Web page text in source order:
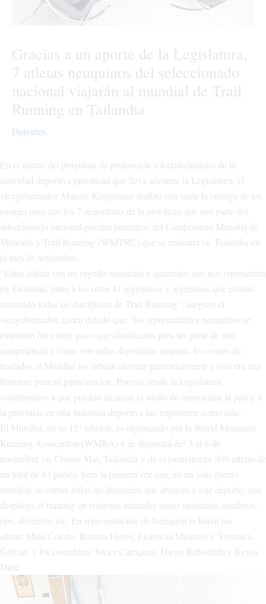
Gracias a un aporte de la Legislatura,
7 atletas neuquinos del seleccionado
nacional viajarán al mundial de Trail
Running en Tailandia
Deportes
En el marco del programa de promoción y fortalecimiento de la
actividad deportiva provincial que lleva adelante la Legislatura, el
vicegobernador Marcos Koopmann realizó esta tarde la entrega de los
pasajes para que los 7 deportistas de la provincia que son parte del
seleccionado nacional puedan participar del Campeonato Mundial de
Montaña y Trail Running (WMTRC) que se realizará en Tailandia en
el mes de noviembre.
“Estos atletas son un orgullo neuquino y queremos que nos representen
en Tailandia, junto a los otros 41 argentinos y argentinas que estarán
corriendo todas las disciplinas de Trail Running”, aseguró el
vicegobernador, quien detalló que “los representantes neuquinos se
enteraron hace muy poco que clasificaron para ser parte de esta
competencia y como son todos deportistas amateur, los costos de
traslados al Mundial los debían afrontar particularmente y esto era una
limitante para su participación. Por eso desde la Legislatura
contribuimos a que puedan alcanzar el sueño de representar al país y a
la provincia en una instancia deportiva tan importante como esta”.
El Mundial, en su 15° edición, es organizado por la World Mountain
Running Association (WMRA) y se disputará del 3 al 6 de
noviembre en Chiang Mai, Tailandia y de él participarán 900 atletas de
un total de 43 países. Será la primera vez que, en un solo evento
mundial, se corran todas las distancias que abarcan a este deporte, que
despliega el running en entornos naturales como montañas, senderos,
ríos, desiertos, etc. En representación de Neuquén lo harán las
atletas Maia Coletto, Roxana Flores, Florencia Milanesi y Verónica
Galván, y los corredores Javier Carriqueo, Diego Rebolledo y Kevin
Duré.